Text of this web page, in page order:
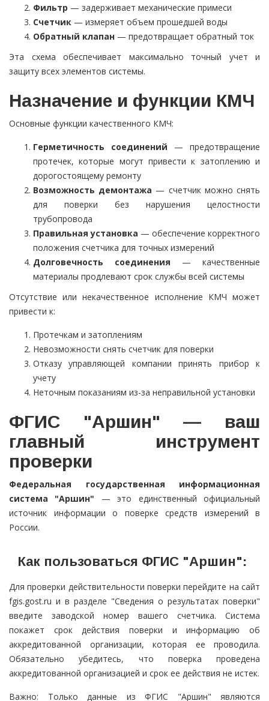
Фильтр — задерживает механические примеси
Счетчик — измеряет объем прошедшей воды
Обратный клапан — предотвращает обратный ток
Эта схема обеспечивает максимально точный учет и
защиту всех элементов системы.
Назначение и функции КМЧ
Основные функции качественного КМЧ:
Герметичность соединений — предотвращение
протечек, которые могут привести к затоплению и
дорогостоящему ремонту
Возможность демонтажа — счетчик можно снять
для поверки без нарушения целостности
трубопровода
Правильная установка — обеспечение корректного
положения счетчика для точных измерений
Долговечность соединения — качественные
материалы продлевают срок службы всей системы
Отсутствие или некачественное исполнение КМЧ может
привести к:
Протечкам и затоплениям
Невозможности снять счетчик для поверки
Отказу управляющей компании принять прибор к
учету
Неточным показаниям из-за неправильной установки
ФГИС "Аршин" — ваш
главный инструмент
проверки
Федеральная государственная информационная
система "Аршин" — это единственный официальный
источник информации о поверке средств измерений в
России.
Как пользоваться ФГИС "Аршин":
Для проверки действительности поверки перейдите на сайт
fgis.gost.ru и в разделе "Сведения о результатах поверки"
введите заводской номер вашего счетчика. Система
покажет срок действия поверки и информацию об
аккредитованной организации, которая ее проводила.
Обязательно убедитесь, что поверка проведена
аккредитованной организацией и срок ее действия не истек.
Важно: Только данные из ФГИС "Аршин" являются